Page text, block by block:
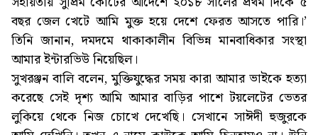
বছর জেল খেটে আমি মুক্ত হয়ে দেশে ফেরত আসতে পারি।’
তিনি জানান, দমদমে থাকাকালীন বিভিন্ন মানবাধিকার সংস্থা
আমার ইন্টারভিউ নিয়েছিল।
সুখরঞ্জন বালি বলেন, মুক্তিযুদ্ধের সময় কারা আমার ভাইকে হত্যা
করেছে সেই দৃশ্য আমি আমার বাড়ির পাশে টয়লেটের ভেতর
লুকিয়ে থেকে নিজ চোখে দেখেছি। সেখানে সাঈদী হুজুরকে